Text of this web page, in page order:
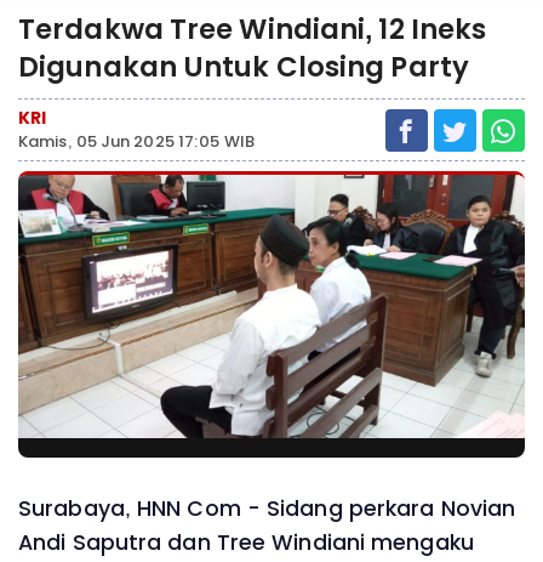
Terdakwa Tree Windiani, 12 Ineks
Digunakan Untuk Closing Party
KRI
Kamis, 05 Jun 2025 17:05 WIB
Surabaya, HNN Com - Sidang perkara Novian
Andi Saputra dan Tree Windiani mengaku